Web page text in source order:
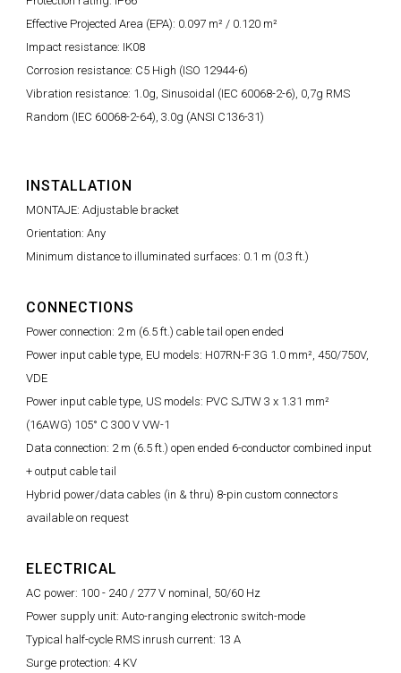
Effective Projected Area (EPA): 0.097 m² / 0.120 m²
Impact resistance: IK08
Corrosion resistance: C5 High (ISO 12944-6)
Vibration resistance: 1.0g, Sinusoidal (IEC 60068-2-6), 0,7g RMS
Random (IEC 60068-2-64), 3.0g (ANSI C136-31)
INSTALLATION
MONTAJE: Adjustable bracket
Orientation: Any
Minimum distance to illuminated surfaces: 0.1 m (0.3 ft.)
CONNECTIONS
Power connection: 2 m (6.5 ft.) cable tail open ended
Power input cable type, EU models: H07RN-F 3G 1.0 mm², 450/750V,
VDE
Power input cable type, US models: PVC SJTW 3 x 1.31 mm²
(16AWG) 105° C 300 V VW-1
Data connection: 2 m (6.5 ft.) open ended 6-conductor combined input
+ output cable tail
Hybrid power/data cables (in & thru) 8-pin custom connectors
available on request
ELECTRICAL
AC power: 100 - 240 / 277 V nominal, 50/60 Hz
Power supply unit: Auto-ranging electronic switch-mode
Typical half-cycle RMS inrush current: 13 A
Surge protection: 4 KV